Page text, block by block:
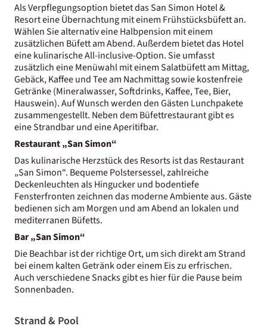
Als Verpflegungsoption bietet das San Simon Hotel &
Resort eine Übernachtung mit einem Frühstücksbüfett an.
Wählen Sie alternativ eine Halbpension mit einem
zusätzlichen Büfett am Abend. Außerdem bietet das Hotel
eine kulinarische All-inclusive-Option. Sie umfasst
zusätzlich eine Menüwahl mit einem Salatbüfett am Mittag,
Gebäck, Kaffee und Tee am Nachmittag sowie kostenfreie
Getränke (Mineralwasser, Softdrinks, Kaffee, Tee, Bier,
Hauswein). Auf Wunsch werden den Gästen Lunchpakete
zusammengestellt. Neben dem Büfettrestaurant gibt es
eine Strandbar und eine Aperitifbar.
Restaurant „San Simon“
Das kulinarische Herzstück des Resorts ist das Restaurant
„San Simon“. Bequeme Polstersessel, zahlreiche
Deckenleuchten als Hingucker und bodentiefe
Fensterfronten zeichnen das moderne Ambiente aus. Gäste
bedienen sich am Morgen und am Abend an lokalen und
mediterranen Büfetts.
Bar „San Simon“
Die Beachbar ist der richtige Ort, um sich direkt am Strand
bei einem kalten Getränk oder einem Eis zu erfrischen.
Auch verschiedene Snacks gibt es hier für die Pause beim
Sonnenbaden.
Strand & Pool